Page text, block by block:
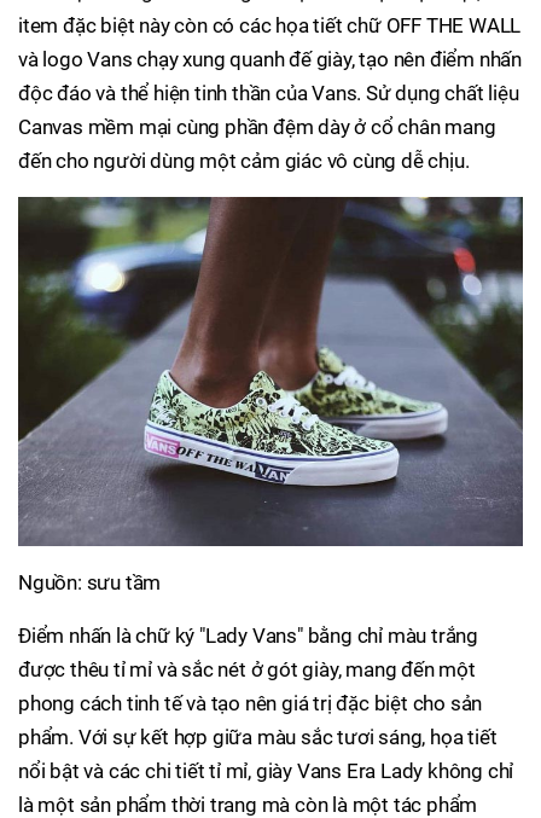
item đặc biệt này còn có các họa tiết chữ OFF THE WALL
và logo Vans chạy xung quanh đế giày, tạo nên điểm nhấn
độc đáo và thể hiện tinh thần của Vans. Sử dụng chất liệu
Canvas mềm mại cùng phần đệm dày ở cổ chân mang
đến cho người dùng một cảm giác vô cùng dễ chịu.
Nguồn: sưu tầm
Điểm nhấn là chữ ký "Lady Vans" bằng chỉ màu trắng
được thêu tỉ mỉ và sắc nét ở gót giày, mang đến một
phong cách tinh tế và tạo nên giá trị đặc biệt cho sản
phẩm. Với sự kết hợp giữa màu sắc tươi sáng, họa tiết
nổi bật và các chi tiết tỉ mỉ, giày Vans Era Lady không chỉ
là một sản phẩm thời trang mà còn là một tác phẩm